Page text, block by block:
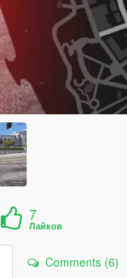
7
Лайков
Comments (6)